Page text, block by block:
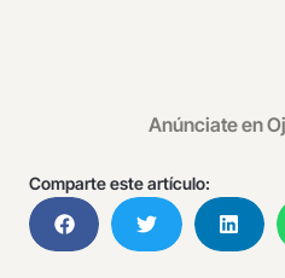
Anúnciate en
Comparte este artículo: